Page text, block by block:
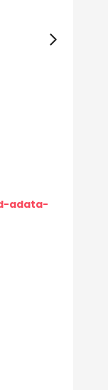
adata-